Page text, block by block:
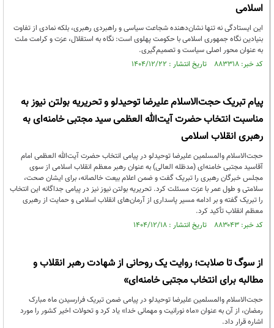
اسلامی
این ایستادگی نه تنها نشان‌دهنده شجاعت سیاسی و راهبردی رهبری، بلکه نمادی از تفاوت
بنیادین نگاه جمهوری اسلامی با حکومت پهلوی است: نگاه به استقلال، عزت و کرامت ملت
به عنوان محور اصلی سیاست و تصمیم‌گیری.
کد خبر: ۸۸۳۳۱۸ تاریخ انتشار : ۱۴۰۴/۱۲/۲۲
پیام تبریک حجت‌الاسلام علیرضا توحیدلو و تحریریه بولتن نیوز به
مناسبت انتخاب حضرت آیت‌الله العظمی سید مجتبی خامنه‌ای به
رهبری انقلاب اسلامی
حجت‌الاسلام والمسلمین علیرضا توحیدلو در پیامی انتخاب حضرت آیت‌الله العظمی امام
آقاسید مجتبی خامنه‌ای (مدظله العالی) به عنوان رهبر معظم انقلاب اسلامی از سوی
مجلس خبرگان رهبری را تبریک گفت و ضمن اعلام بیعت خالصانه، برای ایشان صحت،
سلامتی و طول عمر با عزت مسئلت کرد. تحریریه بولتن نیوز نیز در پیامی جداگانه این انتخاب
را تبریک گفته و بر ادامه مسیر پاسداری از آرمان‌های انقلاب اسلامی و حمایت از رهبری
معظم انقلاب تأکید کرد.
کد خبر: ۸۸۳۰۴۳ تاریخ انتشار : ۱۴۰۴/۱۲/۱۸
از سوگ تا صلابت؛ روایت یک روحانی از شهادت رهبر انقلاب و
مطالبه برای انتخاب مجتبی خامنه‌ای»
حجت‌الاسلام والمسلمین علیرضا توحیدلو در پیامی ضمن تبریک فرارسیدن ماه مبارک
رمضان، از آن به عنوان «ماه نورانیت و مهمانی خدا» یاد کرد و تحولات اخیر کشور را مورد
اشاره قرار داد.